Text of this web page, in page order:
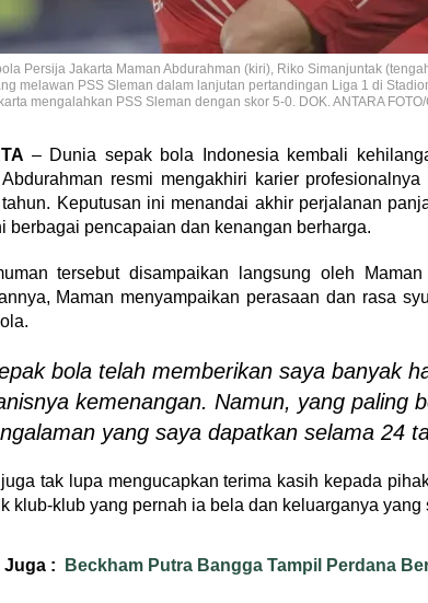
Persija Jakarta Maman Abdurahman (kiri), Riko Simanjuntak
melawan PSS Sleman dalam lanjutan pertandingan Liga 1 di
mengalahkan PSS Sleman dengan skor 5-0. DOK. ANTARA
– Dunia sepak bola Indonesia kembali
Abdurahman resmi mengakhiri karier
Keputusan ini menandai akhir perjalanan
berbagai pencapaian dan kenangan berharga.
tersebut disampaikan langsung oleh
Maman menyampaikan perasaan dan rasa
bola telah memberikan saya banyak
kemenangan. Namun, yang paling
yang saya dapatkan selama 24
juga tak lupa mengucapkan terima kasih kepada
klub-klub yang pernah ia bela dan keluarganya
Juga : Beckham Putra Bangga Tampil Perdana